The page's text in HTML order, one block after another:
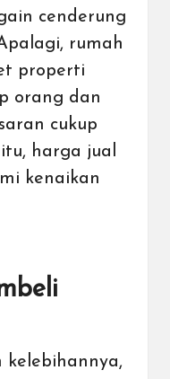
cenderung
rumah
properti
orang dan
cukup
harga jual
kenaikan
kelebihannya,